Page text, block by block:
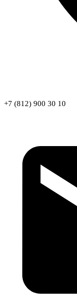
+7 (812) 900 30 10